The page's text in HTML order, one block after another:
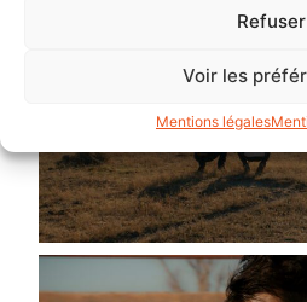
Refuser
Voir les
Mentions légales